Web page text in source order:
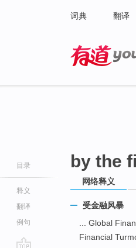
词典 翻译
目录
释义
翻译
例句
by the
网络释义
受金融风暴
... Global
Financial